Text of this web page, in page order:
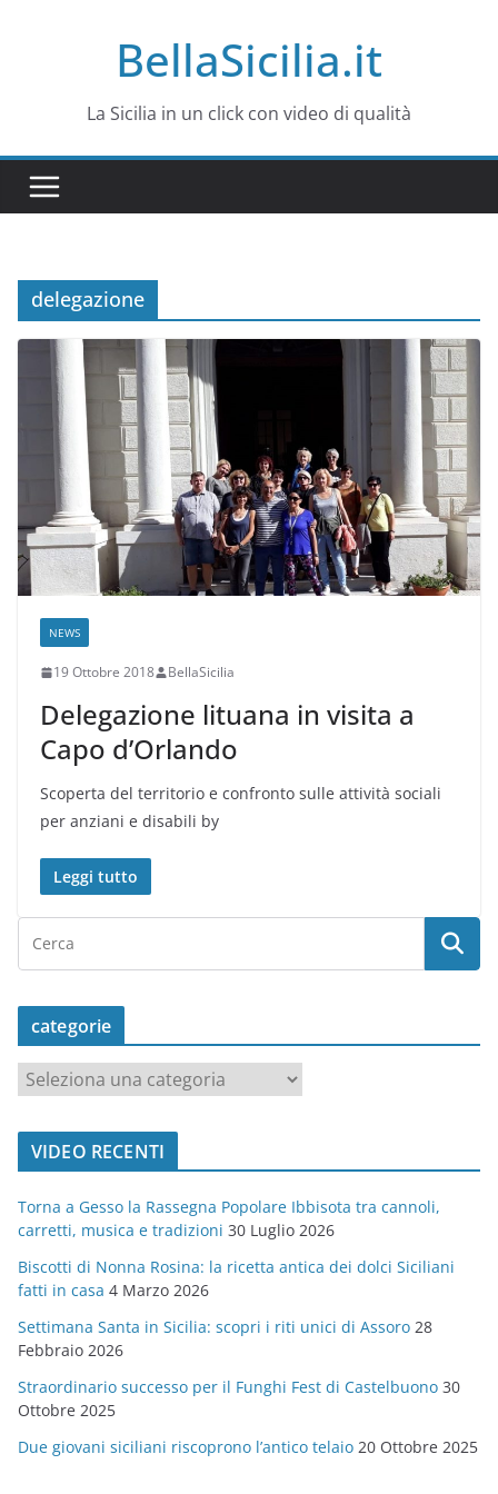
BellaSicilia.it
La Sicilia in un click con video di qualità
delegazione
NEWS
19 Ottobre 2018 BellaSicilia
Delegazione lituana in visita a
Capo d’Orlando
Scoperta del territorio e confronto sulle attività sociali
per anziani e disabili by
Leggi tutto
categorie
t
o
r
i
e
VIDEO RECENTI
Torna a Gesso la Rassegna Popolare Ibbisota tra cannoli,
carretti, musica e tradizioni 30 Luglio 2026
Biscotti di Nonna Rosina: la ricetta antica dei dolci Siciliani
fatti in casa 4 Marzo 2026
Settimana Santa in Sicilia: scopri i riti unici di Assoro 28
Febbraio 2026
Straordinario successo per il Funghi Fest di Castelbuono 30
Ottobre 2025
Due giovani siciliani riscoprono l’antico telaio 20 Ottobre 2025